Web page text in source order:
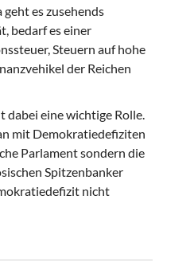
es zusehends
bedarf es einer
Steuern auf hohe
der Reichen
eine wichtige Rolle.
mit Demokratiedefiziten
Parlament sondern die
Spitzenbanker
nicht